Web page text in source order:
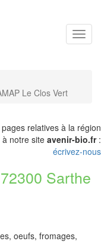
Le Clos Vert
relatives à la région
notre site avenir-bio.fr:
écrivez-nous
Sarthe
oeufs, fromages,